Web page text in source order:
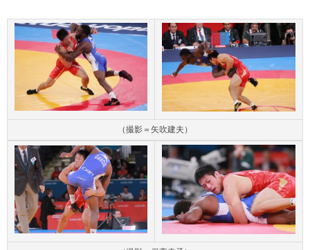
（撮影＝矢吹建夫）